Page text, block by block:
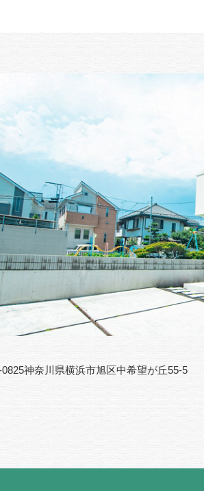
0825神奈川県横浜市旭区中希望が丘55-5